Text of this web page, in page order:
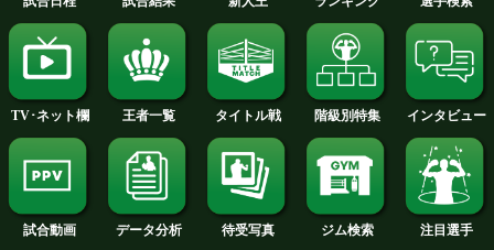
2015年
2014年
2013年